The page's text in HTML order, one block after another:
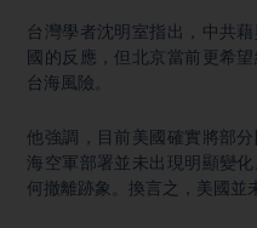
台灣學者沈明室指出，中共
國的反應，但北京當前更希
台海風險。
他強調，目前美國確實將部
海空軍部署並未出現明顯變
何撤離跡象。換言之，美國並